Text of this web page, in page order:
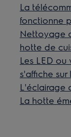
La
fonctionne
Nettoyage
hotte de
Les LED
s'affiche
L'éclairage
La hotte